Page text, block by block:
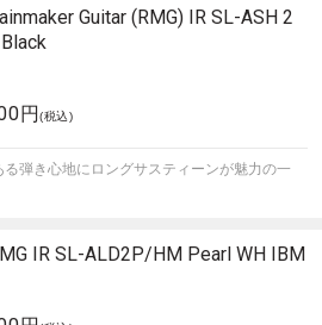
Guitar (RMG) IR SL-ASH 2
円(税込)
弾き心地にロングサスティーンが魅力の一
IR SL-ALD2P/HM Pearl WH IBM